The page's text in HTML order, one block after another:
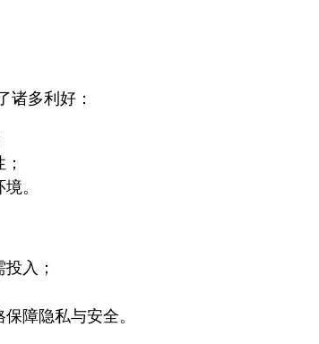
诸多利好：
。
入；
障隐私与安全。